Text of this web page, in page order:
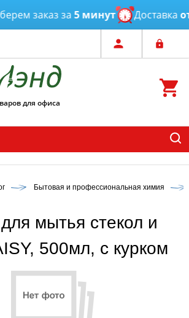
заказ за5 минут Доставкаот
для офиса
Бытовая и профессиональная химия
мытья стекол и
500мл, с курком